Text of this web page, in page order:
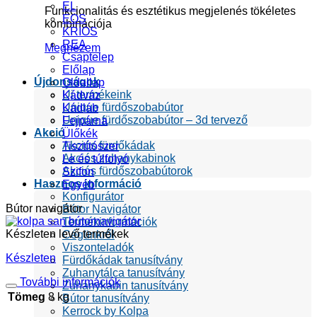
Funkcionalitás és esztétikus megjelenés tökéletes
kombinációja
Megnézem
Újdonságok
Új termékeink
Unique fürdőszobabútor
Unique fürdőszobabútor – 3d tervező
Akció
Akciós fürdőkádak
Akciós zuhanykabinok
Akciós fürdőszobabútorok
Hasznos információ
Konfigurátor
Bútor Navigátor
Termékinformációk
Cégünkről
Viszonteladók
Fürdőkádak tanusítvány
Zuhanytálca tanusítvány
Zuhanykabin tanusítvány
Bútor tanusítvány
Kerrock by Kolpa
EL
EOS
KRIOS
REA
Csaptelep
Előlap
Oldallap
Kádváz
Kádláb
Fejpárna
Ülőkék
Tisztítószer
Le és túlfolyó
Szifon
Egyéb
Bútor navigátor
Készleten levő termékek
Készleten
További információk
Tömeg 8 kg